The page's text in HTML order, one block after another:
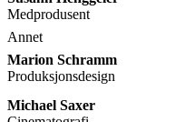
Medprodusent
Annet
Marion Schramm
Produksjonsdesign
Michael Saxer